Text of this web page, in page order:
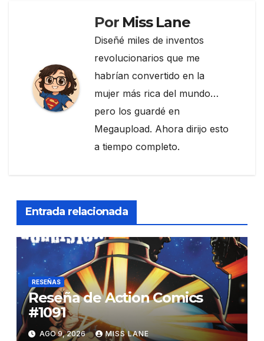
Por Miss Lane
Diseñé miles de inventos
revolucionarios que me
habrían convertido en la
mujer más rica del mundo…
pero los guardé en
Megaupload. Ahora dirijo esto
a tiempo completo.
Entrada relacionada
RESEÑAS
Reseña de Action Comics
#1091
AGO 9, 2026 MISS LANE